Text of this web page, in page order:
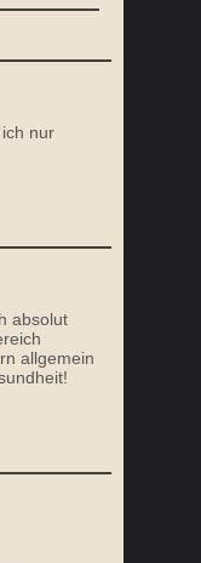
nur
absolut
allgemein